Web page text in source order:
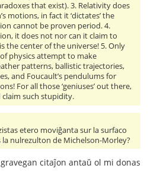
that exist). 3. Relativity does
motions, in fact it ‘dictates’ the
cannot be proven period. 4.
it does not nor can it claim to
the center of the universe! 5. Only
physics attempt to make
patterns, ballistic trajectories,
and Foucault’s pendulums for
For all those ‘geniuses’ out there,
such stupidity.
etero moviĝanta sur la surfaco
la nulrezulton de Michelson-Morley?
citaĵon antaŭ ol mi donas